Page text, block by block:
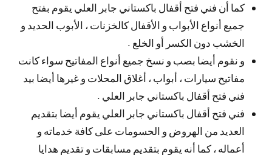
كما أن فني فتح أقفال باكستاني جابر العلي يقوم بفتح
جميع أنواع الأبواب و الأقفال كالخزنات ، الأبوب الحديد و
الخشب دون الكسر أو الخلع .
و نقوم أيضا بصب و نسخ جميع أنواع المفاتيح سواء كانت
مفاتيح سيارات ، أبواب ، أغلاق المحلات و غيرها أيضا بيد
فني فتح أقفال باكستاني جابر العلي .
فني فتح أقفال باكستاني جابر العلي يقوم أيضا بتقديم
العديد من الهروض و الحسومات على كافة خدماته و
أعماله ، كما أنه يقوم بتقديم مسابقات و تقديم هدايا